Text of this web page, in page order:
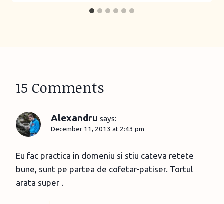
15 Comments
Alexandru says:
December 11, 2013 at 2:43 pm
Eu fac practica in domeniu si stiu cateva retete
bune, sunt pe partea de cofetar-patiser. Tortul
arata super .